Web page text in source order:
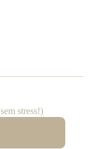
stress!)